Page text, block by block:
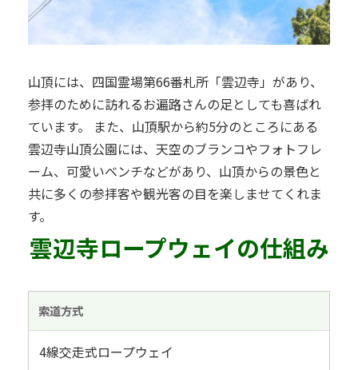
山頂には、四国霊場第66番札所「雲辺寺」があり、
参拝のために訪れるお遍路さんの足としても喜ばれ
ています。 また、山頂駅から約5分のところにある
雲辺寺山頂公園には、天空のブランコやフォトフレ
ーム、可愛いベンチなどがあり、山頂からの景色と
共に多くの参拝客や観光客の目を楽しませてくれま
す。
雲辺寺ロープウェイの仕組み
索道方式
4線交走式ロープウェイ